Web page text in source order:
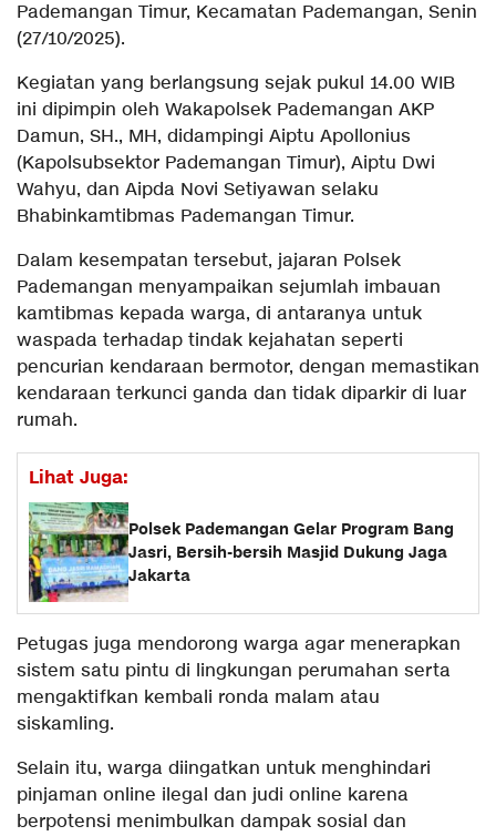
Pademangan Timur, Kecamatan Pademangan, Senin
(27/10/2025).
Kegiatan yang berlangsung sejak pukul 14.00 WIB
ini dipimpin oleh Wakapolsek Pademangan AKP
Damun, SH., MH, didampingi Aiptu Apollonius
(Kapolsubsektor Pademangan Timur), Aiptu Dwi
Wahyu, dan Aipda Novi Setiyawan selaku
Bhabinkamtibmas Pademangan Timur.
Dalam kesempatan tersebut, jajaran Polsek
Pademangan menyampaikan sejumlah imbauan
kamtibmas kepada warga, di antaranya untuk
waspada terhadap tindak kejahatan seperti
pencurian kendaraan bermotor, dengan memastikan
kendaraan terkunci ganda dan tidak diparkir di luar
rumah.
Lihat Juga:
Polsek Pademangan Gelar Program Bang
Jasri, Bersih-bersih Masjid Dukung Jaga
Jakarta
Petugas juga mendorong warga agar menerapkan
sistem satu pintu di lingkungan perumahan serta
mengaktifkan kembali ronda malam atau
siskamling.
Selain itu, warga diingatkan untuk menghindari
pinjaman online ilegal dan judi online karena
berpotensi menimbulkan dampak sosial dan